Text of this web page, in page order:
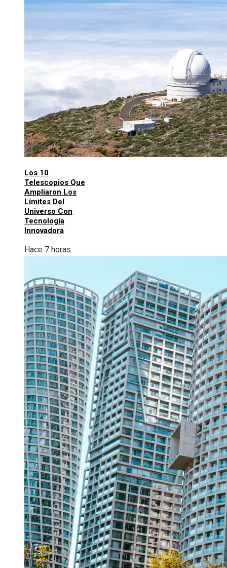
Los 10
Telescopios Que
Ampliaron Los
Límites Del
Universo Con
Tecnología
Innovadora
Hace 7 horas